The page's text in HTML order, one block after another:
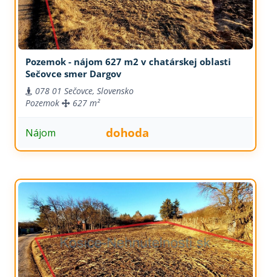
Pozemok - nájom 627 m2 v chatárskej oblasti
Sečovce smer Dargov
078 01 Sečovce, Slovensko
Pozemok
627 m²
Nájom dohoda